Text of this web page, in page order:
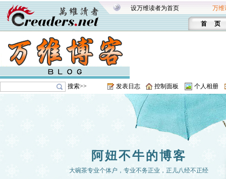
设万维读者为首页 万维
首 页
搜索>> 发表日志 控制面板 个人相册
阿妞不牛的博客
大碗茶专业个体户，专业不务正业，正儿八经不正经